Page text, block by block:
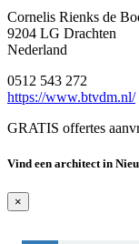
Cornelis Rienks de
9204 LG Drachten
Nederland
0512 543 272
https://www.btvdm.nl/
GRATIS offertes
Vind een architect in
×